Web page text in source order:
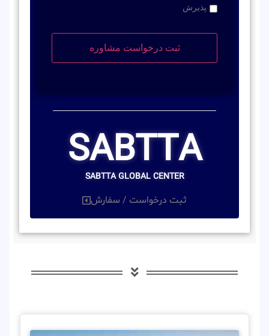
پذیرش
SABTTA
SABTTA GLOBAL CENTER
ثبت درخواست / سفارش